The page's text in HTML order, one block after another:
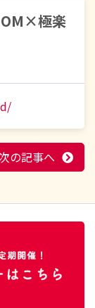
極楽
の記事へ